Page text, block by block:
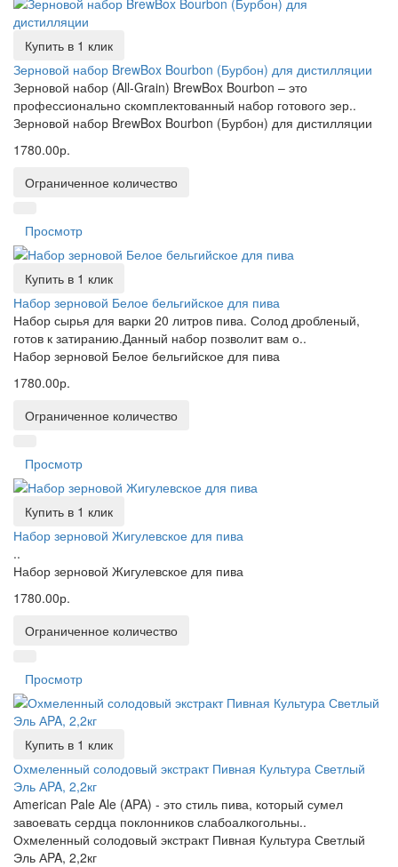
Купить в 1 клик
Зерновой набор BrewBox Bourbon (Бурбон) для дистилляции
Зерновой набор (All-Grain) BrewBox Bourbon – это
профессионально скомплектованный набор готового зер..
Зерновой набор BrewBox Bourbon (Бурбон) для дистилляции
1780.00р.
Ограниченное количество
Просмотр
Купить в 1 клик
Набор зерновой Белое бельгийское для пива
Набор сырья для варки 20 литров пива. Солод дробленый,
готов к затиранию.Данный набор позволит вам о..
Набор зерновой Белое бельгийское для пива
1780.00р.
Ограниченное количество
Просмотр
Купить в 1 клик
Набор зерновой Жигулевское для пива
..
Набор зерновой Жигулевское для пива
1780.00р.
Ограниченное количество
Просмотр
Купить в 1 клик
Охмеленный солодовый экстракт Пивная Культура Светлый
Эль АPA, 2,2кг
Аmerican Pale Ale (APA) - это стиль пива, который сумел
завоевать сердца поклонников слабоалкогольны..
Охмеленный солодовый экстракт Пивная Культура Светлый
Эль АPA, 2,2кг